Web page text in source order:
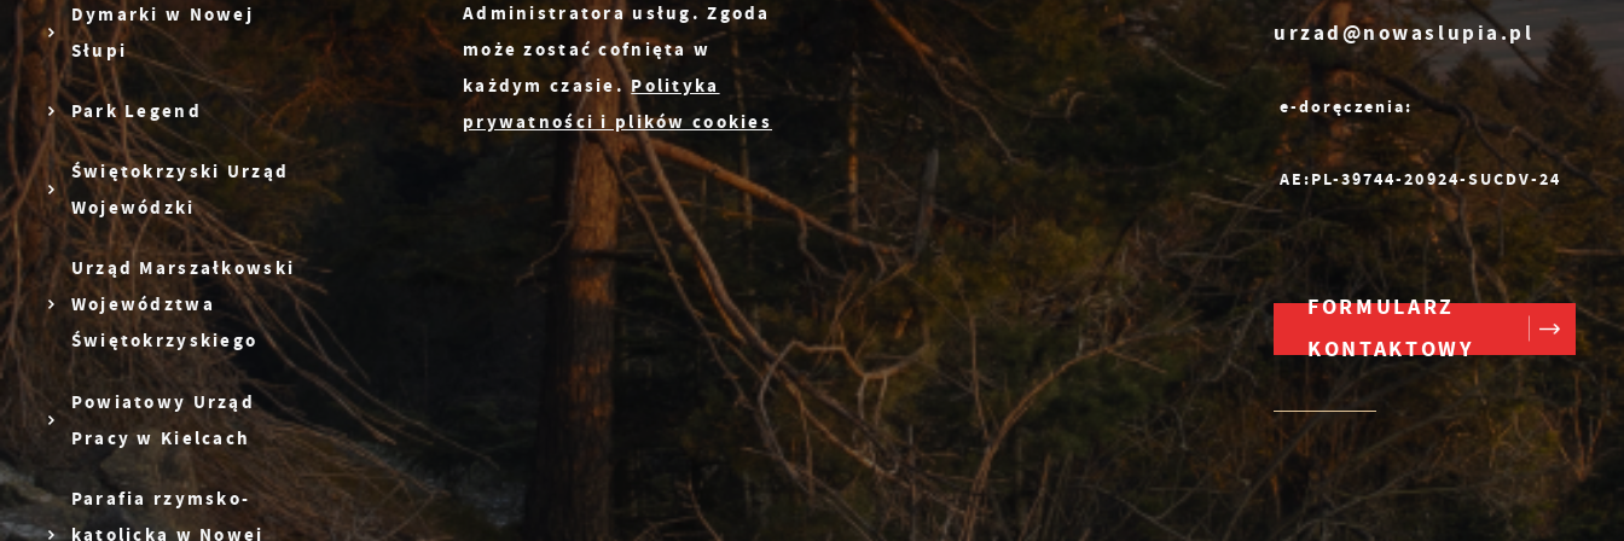
Dymarki w Nowej
Słupi
Park Legend
Świętokrzyski Urząd
Wojewódzki
Urząd Marszałkowski
Województwa
Świętokrzyskiego
Powiatowy Urząd
Pracy w Kielcach
Parafia rzymsko-
katolicka w Nowej
Administratora usług. Zgoda
może zostać cofnięta w
każdym czasie.Polityka
prywatności i plików cookies
urzad@nowaslupia.pl
e-doręczenia:
AE:PL-39744-20924-SUCDV-24
FORMULARZ
KONTAKTOWY